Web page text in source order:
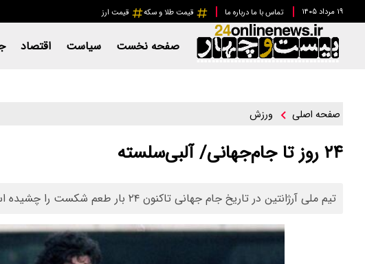
۱۹ مرداد ۱۴۰۵ تماس با ما درباره ما قیمت طلا و سکه قیمت ارز
صفحه نخست سیاست اقتصاد
صفحه اصلی ورزش
۲۴ روز تا جام‌جهانی/ آلبی‌سلسته
تیم ملی آرژانتین در تاریخ جام جهانی تاکنون ۲۴ بار طعم شکست را چشیده است.